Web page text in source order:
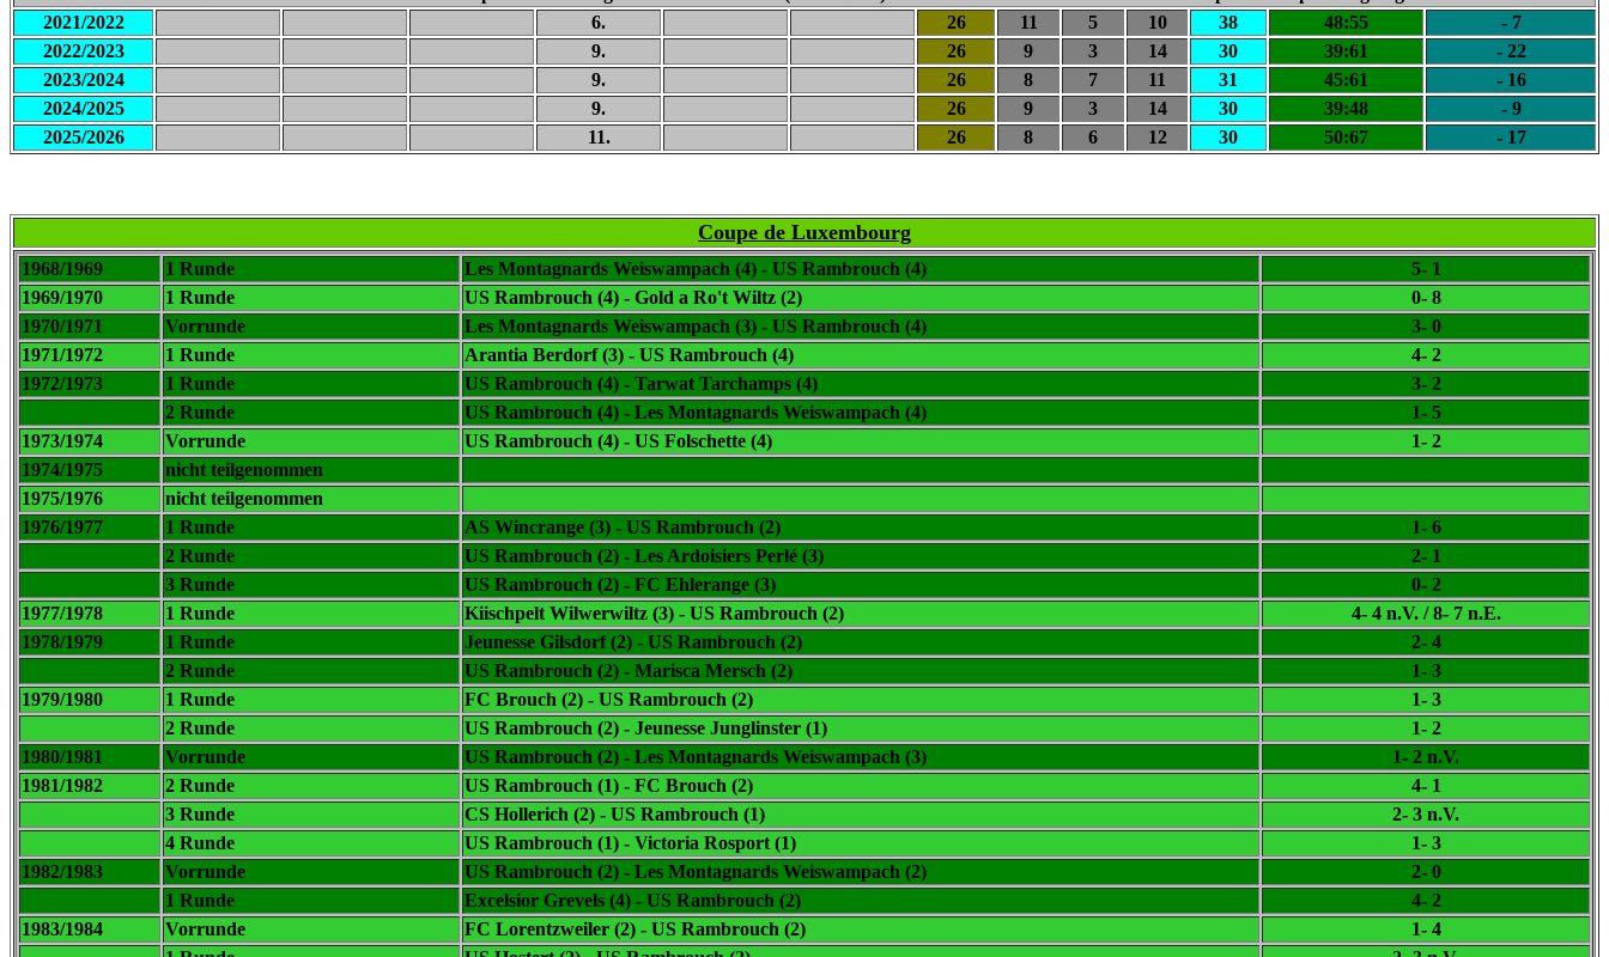
2021/2022
6. 26 11 5 10 38 48:55
- 7
2022/2023
9. 26 9 3 14 30 39:61
- 22
2023/2024
9. 26 8 7 11 31 45:61
- 16
2024/2025
9. 26 9 3 14 30 39:48
- 9
2025/2026
11. 26 8 6 12 30 50:67 - 17
Coupe de Luxembourg
1968/1969 1 Runde Les Montagnards Weiswampach (4) - US Rambrouch (4)
5- 1
1969/1970
1 Runde US Rambrouch (4) - Gold a Ro't Wiltz (2)
0- 8
1970/1971
Vorrunde Les Montagnards Weiswampach (3) - US Rambrouch (4)
3- 0
1971/1972
1 Runde Arantia Berdorf (3) - US Rambrouch (4)
4- 2
1972/1973
1 Runde US Rambrouch (4) - Tarwat Tarchamps (4)
3- 2
2 Runde
US Rambrouch (4) - Les Montagnards Weiswampach (4)
1- 5
1973/1974
Vorrunde US Rambrouch (4) - US Folschette (4)
1- 2
1974/1975
nicht teilgenommen
1975/1976
nicht teilgenommen
1976/1977
1 Runde AS Wincrange (3) - US Rambrouch (2)
1- 6
2 Runde
US Rambrouch (2) - Les Ardoisiers Perlé (3)
2- 1
3 Runde
US Rambrouch (2) - FC Ehlerange (3)
0- 2
1977/1978
1 Runde Kiischpelt Wilwerwiltz (3) - US Rambrouch (2)
4- 4 n.V. / 8- 7 n.E.
1978/1979
1 Runde Jeunesse Gilsdorf (2) - US Rambrouch (2)
2- 4
2 Runde
US Rambrouch (2) - Marisca Mersch (2)
1- 3
1979/1980
1 Runde FC Brouch (2) - US Rambrouch (2)
1- 3
2 Runde
US Rambrouch (2) - Jeunesse Junglinster (1)
1- 2
1980/1981
Vorrunde US Rambrouch (2) - Les Montagnards Weiswampach (3)
1- 2 n.V.
1981/1982
2 Runde US Rambrouch (1) - FC Brouch (2)
4- 1
3 Runde
CS Hollerich (2) - US Rambrouch (1)
2- 3 n.V.
4 Runde
US Rambrouch (1) - Victoria Rosport (1)
1- 3
1982/1983
Vorrunde US Rambrouch (2) - Les Montagnards Weiswampach (2)
2- 0
1 Runde
Excelsior Grevels (4) - US Rambrouch (2)
4- 2
1983/1984
Vorrunde FC Lorentzweiler (2) - US Rambrouch (2)
1- 4